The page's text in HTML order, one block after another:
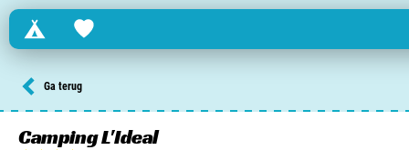
Campings Favorites
Zoek een camping in ...
Nederland
Ga terug
Camping L'Ideal